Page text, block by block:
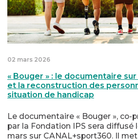
02 mars 2026
« Bouger » : le documentaire
et la reconstruction des
situation de handicap
Le documentaire « Bouger », co-
par la Fondation IPS sera diffusé
mars sur CANAL+sport360. Il